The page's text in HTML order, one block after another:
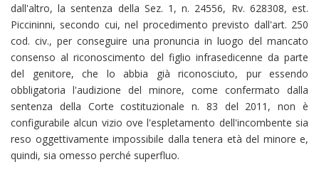
dall'altro, la sentenza della Sez. 1, n. 24556, Rv. 628308, est.
Piccininni, secondo cui, nel procedimento previsto dall'art. 250
cod. civ., per conseguire una pronuncia in luogo del mancato
consenso al riconoscimento del figlio infrasedicenne da parte
del genitore, che lo abbia già riconosciuto, pur essendo
obbligatoria l'audizione del minore, come confermato dalla
sentenza della Corte costituzionale n. 83 del 2011, non è
configurabile alcun vizio ove l'espletamento dell'incombente sia
reso oggettivamente impossibile dalla tenera età del minore e,
quindi, sia omesso perché superfluo.